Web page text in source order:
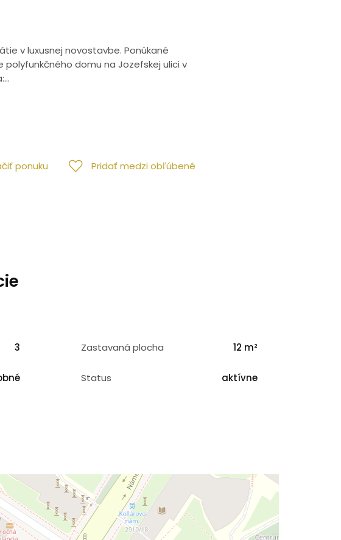
v luxusnej novostavbe. Ponúkané
domu na Jozefskej ulici v
ponuku Pridať medzi obľúbené
3 Zastavaná plocha 12 m²
Status aktívne